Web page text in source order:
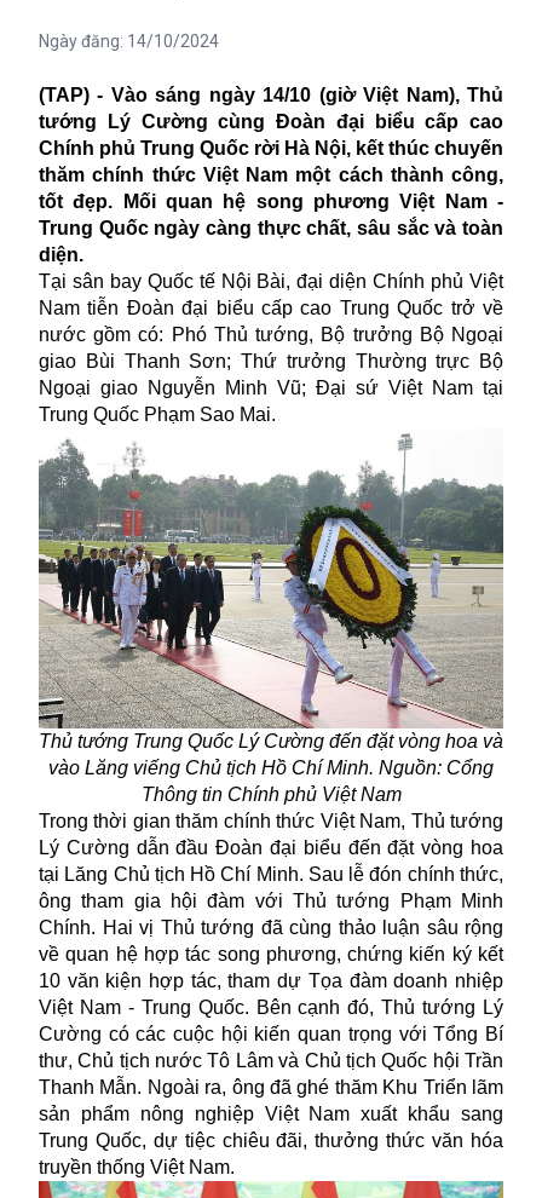
Ngày đăng: 14/10/2024
(TAP) - Vào sáng ngày 14/10 (giờ Việt Nam), Thủ
tướng Lý Cường cùng Đoàn đại biểu cấp cao
Chính phủ Trung Quốc rời Hà Nội, kết thúc chuyến
thăm chính thức Việt Nam một cách thành công,
tốt đẹp. Mối quan hệ song phương Việt Nam -
Trung Quốc ngày càng thực chất, sâu sắc và toàn
diện.
Tại sân bay Quốc tế Nội Bài, đại diện Chính phủ Việt
Nam tiễn Đoàn đại biểu cấp cao Trung Quốc trở về
nước gồm có: Phó Thủ tướng, Bộ trưởng Bộ Ngoại
giao Bùi Thanh Sơn; Thứ trưởng Thường trực Bộ
Ngoại giao Nguyễn Minh Vũ; Đại sứ Việt Nam tại
Trung Quốc Phạm Sao Mai.
Thủ tướng Trung Quốc Lý Cường đến đặt vòng hoa và
vào Lăng viếng Chủ tịch Hồ Chí Minh. Nguồn: Cổng
Thông tin Chính phủ Việt Nam
Trong thời gian thăm chính thức Việt Nam, Thủ tướng
Lý Cường dẫn đầu Đoàn đại biểu đến đặt vòng hoa
tại Lăng Chủ tịch Hồ Chí Minh. Sau lễ đón chính thức,
ông tham gia hội đàm với Thủ tướng Phạm Minh
Chính. Hai vị Thủ tướng đã cùng thảo luận sâu rộng
về quan hệ hợp tác song phương, chứng kiến ký kết
10 văn kiện hợp tác, tham dự Tọa đàm doanh nhiệp
Việt Nam - Trung Quốc. Bên cạnh đó, Thủ tướng Lý
Cường có các cuộc hội kiến quan trọng với Tổng Bí
thư, Chủ tịch nước Tô Lâm và Chủ tịch Quốc hội Trần
Thanh Mẫn. Ngoài ra, ông đã ghé thăm Khu Triển lãm
sản phẩm nông nghiệp Việt Nam xuất khẩu sang
Trung Quốc, dự tiệc chiêu đãi, thưởng thức văn hóa
truyền thống Việt Nam.